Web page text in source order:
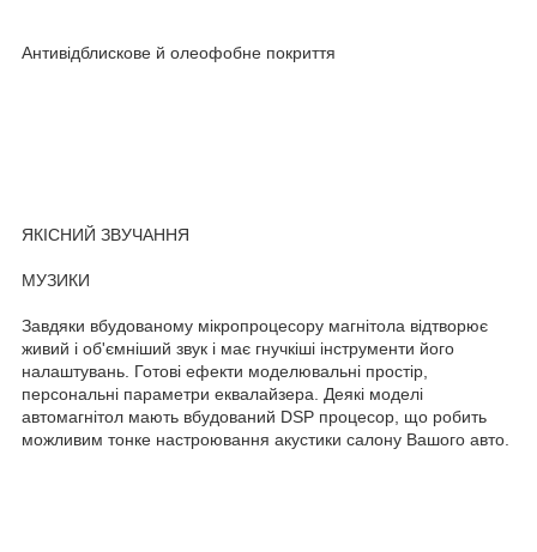
Антивідблискове й олеофобне покриття
ЯКІСНИЙ ЗВУЧАННЯ
МУЗИКИ
Завдяки вбудованому мікропроцесору магнітола відтворює
живий і об'ємніший звук і має гнучкіші інструменти його
налаштувань. Готові ефекти моделювальні простір,
персональні параметри еквалайзера. Деякі моделі
автомагнітол мають вбудований DSP процесор, що робить
можливим тонке настроювання акустики салону Вашого авто.